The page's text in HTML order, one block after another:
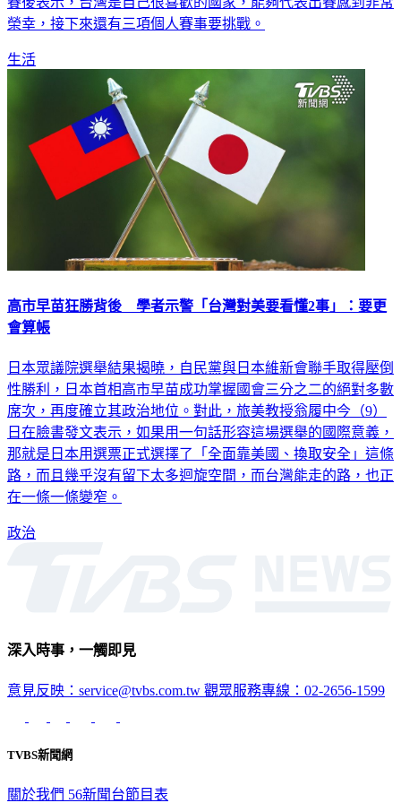
榮幸，接下來還有三項個人賽事要挑戰。
生活
高市早苗狂勝背後 學者示警「台灣對美要看懂2事」：要更
會算帳
日本眾議院選舉結果揭曉，自民黨與日本維新會聯手取得壓倒
性勝利，日本首相高市早苗成功掌握國會三分之二的絕對多數
席次，再度確立其政治地位。對此，旅美教授翁履中今（9）
日在臉書發文表示，如果用一句話形容這場選舉的國際意義，
那就是日本用選票正式選擇了「全面靠美國、換取安全」這條
路，而且幾乎沒有留下太多迴旋空間，而台灣能走的路，也正
在一條一條變窄。
政治
深入時事，一觸即見
意見反映：service@tvbs.com.tw 觀眾服務專線：02-2656-1599
TVBS新聞網
關於我們 56新聞台節目表